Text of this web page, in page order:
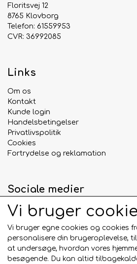
Floritsvej 12
8765 Klovborg
Telefon: 61559953
CVR: 36992085
Links
Om os
Kontakt
Kunde login
Handelsbetingelser
Privatlivspolitik
Cookies
Fortrydelse og reklamation
Sociale medier
Betalingskort
Vi bruger
Vi bruger egne cookies og cookies
personalisere din brugeroplevelse,
at undersøge, hvordan vores
besøgende. Du kan altid